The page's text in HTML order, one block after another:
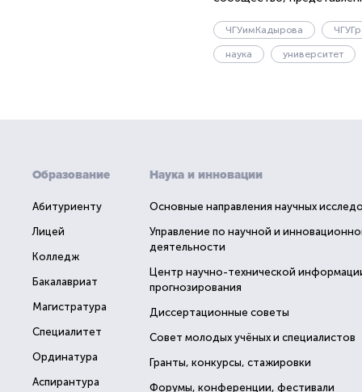
ЧГУимКадырова
наука университет
Образование
Абитуриенту
Лицей
Колледж
Бакалавриат
Магистратура
Специалитет
Ординатура
Аспирантура
Наука и инновации
Основные направления научных
Управление по научной и
деятельности
Центр научно-технической
прогнозирования
Диссертационные советы
Совет молодых учёных и специалистов
Гранты, конкурсы, стажировки
Форумы, конференции, фестивали